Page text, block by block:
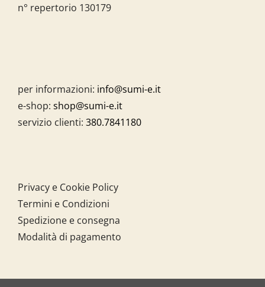
n° repertorio 130179
per informazioni: info@sumi-e.it
e-shop: shop@sumi-e.it
servizio clienti: 380.7841180
Privacy e Cookie Policy
Termini e Condizioni
Spedizione e consegna
Modalità di pagamento